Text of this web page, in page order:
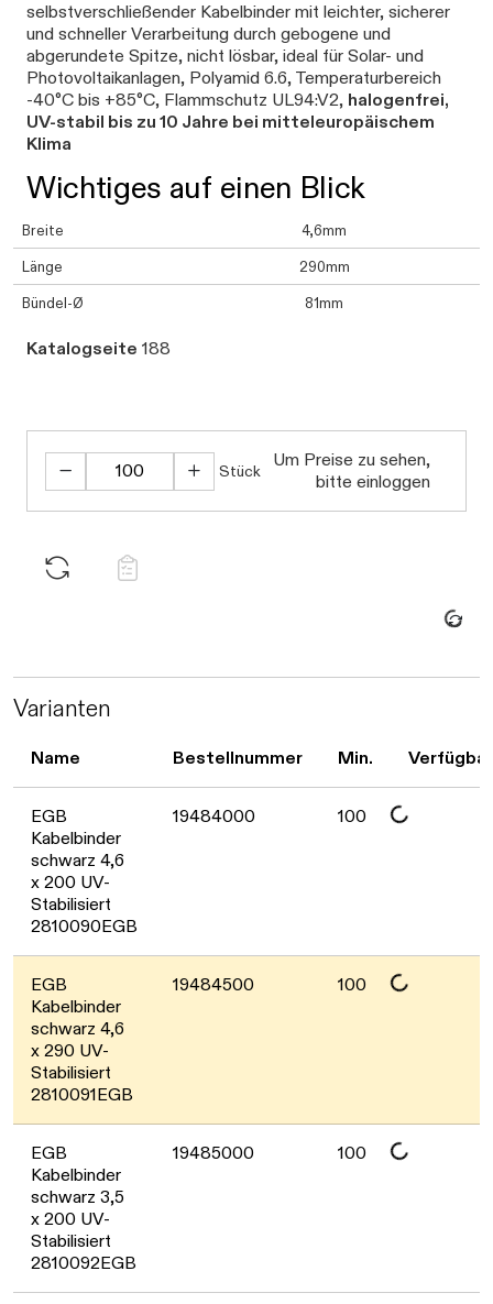
selbstverschließender Kabelbinder mit leichter, sicherer
und schneller Verarbeitung durch gebogene und
abgerundete Spitze, nicht lösbar, ideal für Solar- und
Photovoltaikanlagen, Polyamid 6.6, Temperaturbereich
-40°C bis +85°C, Flammschutz UL94:V2, halogenfrei,
UV-stabil bis zu 10 Jahre bei mitteleuropäischem
Klima
Wichtiges auf einen Blick
Breite 4,6mm
Länge 290mm
Bündel-Ø 81mm
Katalogseite 188
Stück
Um Preise zu sehen,
bitte einloggen
Daten werden geladen. Bitte warten...
Varianten
Name Bestellnummer Min.
EGB
Kabelbinder
schwarz 4,6
x 200 UV-
Stabilisiert
2810090EGB
19484000 100Daten werden geladen. Bitte warten...
EGB
Kabelbinder
schwarz 4,6
x 290 UV-
Stabilisiert
2810091EGB
19484500 100Daten werden geladen. Bitte warten...
EGB
Kabelbinder
schwarz 3,5
x 200 UV-
Stabilisiert
2810092EGB
19485000 100Daten werden geladen. Bitte warten...